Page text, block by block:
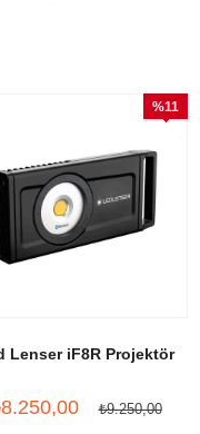
Lenser iF8R Projektör
₺9.250,00
%11